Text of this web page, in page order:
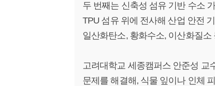
두 번째는 신축성 섬유 기반 수소
TPU 섬유 위에 전사해 산업 안전
일산화탄소, 황화수소, 이산화질
고려대학교 세종캠퍼스 안준성 교
문제를 해결해, 식물 잎이나 인체